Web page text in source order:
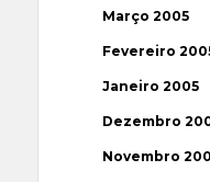
Março 2005
Fevereiro
Janeiro 2005
Dezembro
Novembro